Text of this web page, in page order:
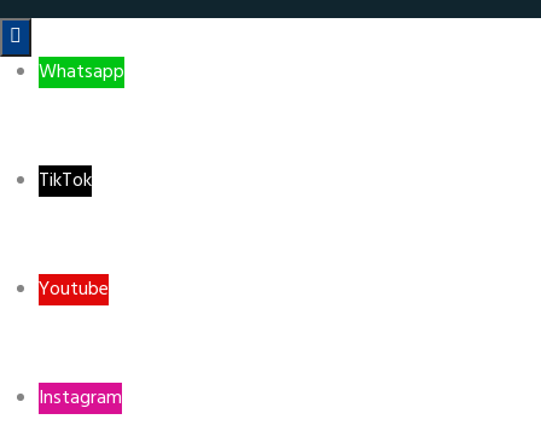

Whatsapp
TikTok
Youtube
Instagram